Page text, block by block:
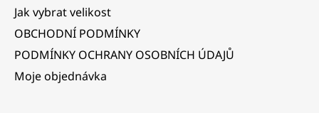
Jak vybrat velikost
OBCHODNÍ PODMÍNKY
PODMÍNKY OCHRANY OSOBNÍCH ÚDAJŮ
Moje objednávka